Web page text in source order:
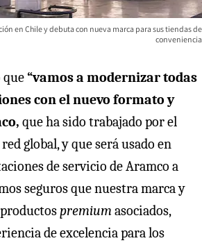
en Chile y debuta con nueva marca para sus tiendas de
conveniencia
que“vamos a modernizar todas
con el nuevo formato y
que ha sido trabajado por el
global, y que será usado en
de servicio de Aramco a
seguros que nuestra marca y
premiumasociados,
de excelencia para los